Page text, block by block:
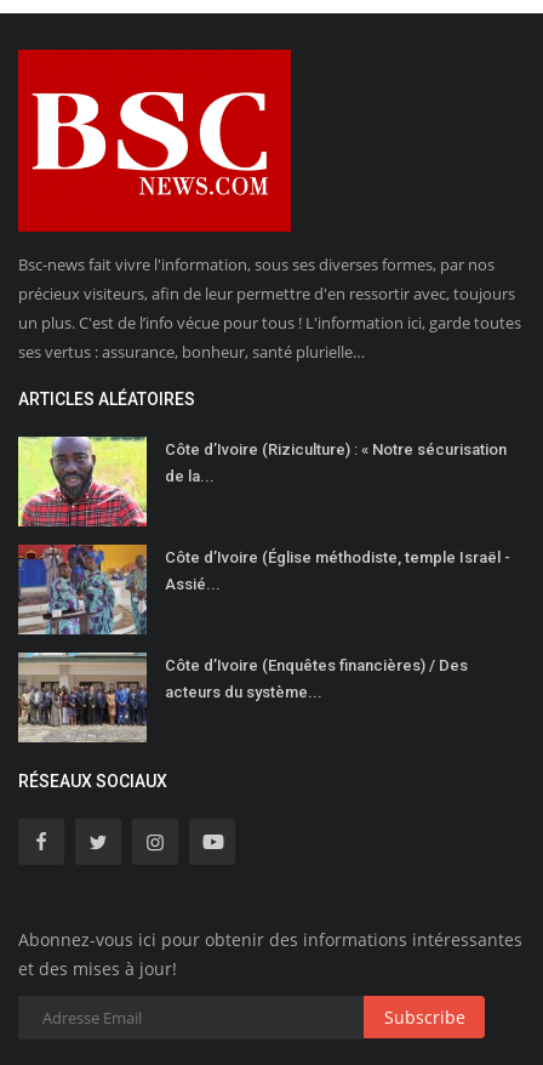
Bsc-news fait vivre l'information, sous ses diverses formes, par nos
précieux visiteurs, afin de leur permettre d'en ressortir avec, toujours
un plus. C'est de l’info vécue pour tous ! L'information ici, garde toutes
ses vertus : assurance, bonheur, santé plurielle…
ARTICLES ALÉATOIRES
Côte d’Ivoire (Riziculture) : « Notre sécurisation
de la...
Côte d’Ivoire (Église méthodiste, temple Israël -
Assié...
Côte d’Ivoire (Enquêtes financières) / Des
acteurs du système...
RÉSEAUX SOCIAUX
Abonnez-vous ici pour obtenir des informations intéressantes
et des mises à jour!
Subscribe